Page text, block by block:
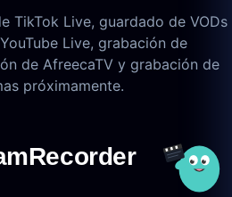
TikTok Live, guardado de VODs
Live, grabación de
de AfreecaTV y grabación de
próximamente.